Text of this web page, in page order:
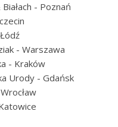
- Poznań
- Warszawa
- Kraków
Urody - Gdańsk